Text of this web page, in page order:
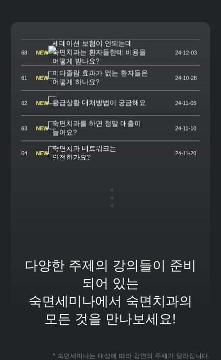
68
세데이션 보험이 안되는데
숙면치과는 환자들한테 비용을
어떻게 받나요?
NEW 24-12-03
61
미다졸람 효과가 없는 환자들은
어떻게 하나요?
NEW 24-10-28
62 응급상황 대처방법이 궁금해요
NEW 24-11-05
63
숙면치과를 하면 정말 매출이
늘어요?
NEW 24-11-10
64
숙면치과 네트워크는
안전한가요?
NEW 24-11-20
다양한 주제의 강의들이 준비
되어 있는
숙면세미나에서 숙면치과의
모든 것을 만나보세요!
* 숙면세미나는 대상에 따라 강연의 주제가 달라집니다.